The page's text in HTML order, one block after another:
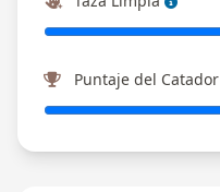
Puntaje del Catador